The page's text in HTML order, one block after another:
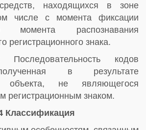
находящихся в зоне
числе с момента фиксации
распознавания
регистрационного знака.
кодов
в результате
объекта, не являющегося
регистрационным знаком.
Классификация